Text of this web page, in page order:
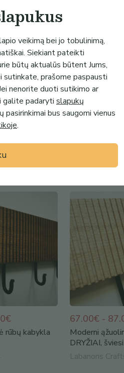
67.00€ -
Ąžuolinė rūbų
rūbų kabykla
67.00€ -
Moderni
DRYŽIAI, šviesi
Labanoris
veikimą bei jo tobulinimą,
Siekiant pateikti
būtų aktualūs būtent Jums,
sutinkate, prašome paspausti
nenorite duoti sutikimo ar
galite padaryti slapukų
pasirinkimai bus saugomi vienus
.